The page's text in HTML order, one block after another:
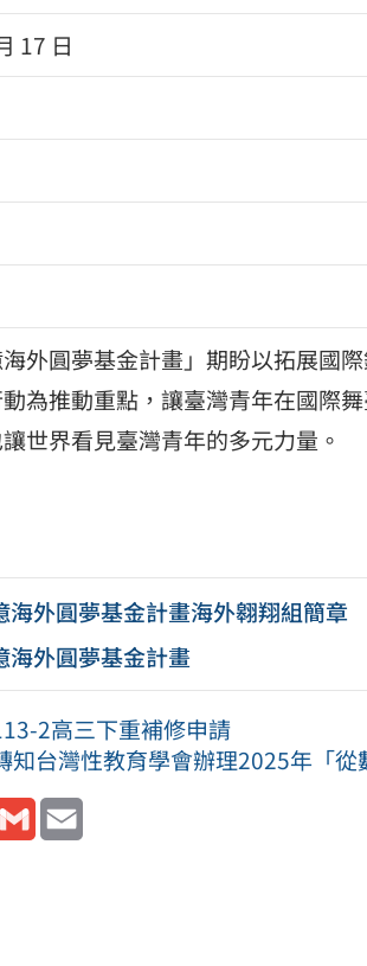
17 日
海外圓夢基金計畫」期盼以拓展國
為推動重點，讓臺灣青年在國際
世界看見臺灣青年的多元力量。
海外圓夢基金計畫海外翱翔組簡章
海外圓夢基金計畫
2高三下重補修申請
知台灣性教育學會辦理2025年「從
Gmail